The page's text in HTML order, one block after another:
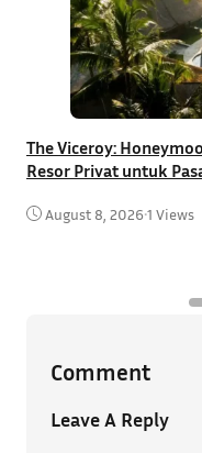
The Viceroy:
Resor Privat untuk
August 8, 2026•1 Views
Comment
Leave A Reply